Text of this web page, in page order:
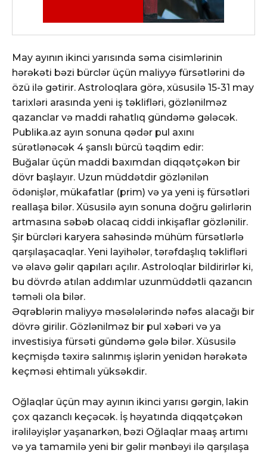
May ayının ikinci yarısında səma cisimlərinin
hərəkəti bəzi bürclər üçün maliyyə fürsətlərini də
özü ilə gətirir. Astroloqlara görə, xüsusilə 15-31 may
tarixləri arasında yeni iş təklifləri, gözlənilməz
qazanclar və maddi rahatlıq gündəmə gələcək.
Publika.az ayın sonuna qədər pul axını
sürətlənəcək 4 şanslı bürcü təqdim edir:
Buğalar üçün maddi baxımdan diqqətçəkən bir
dövr başlayır. Uzun müddətdir gözlənilən
ödənişlər, mükafatlar (prim) və ya yeni iş fürsətləri
reallaşa bilər. Xüsusilə ayın sonuna doğru gəlirlərin
artmasına səbəb olacaq ciddi inkişaflar gözlənilir.
Şir bürcləri karyera sahəsində mühüm fürsətlərlə
qarşılaşacaqlar. Yeni layihələr, tərəfdaşlıq təklifləri
və əlavə gəlir qapıları açılır. Astroloqlar bildirirlər ki,
bu dövrdə atılan addımlar uzunmüddətli qazancın
təməli ola bilər.
Əqrəblərin maliyyə məsələlərində nəfəs alacağı bir
dövrə girilir. Gözlənilməz bir pul xəbəri və ya
investisiya fürsəti gündəmə gələ bilər. Xüsusilə
keçmişdə təxirə salınmış işlərin yenidən hərəkətə
keçməsi ehtimalı yüksəkdir.
Oğlaqlar üçün may ayının ikinci yarısı gərgin, lakin
çox qazanclı keçəcək. İş həyatında diqqətçəkən
irəliləyişlər yaşanarkən, bəzi Oğlaqlar maaş artımı
və ya tamamilə yeni bir gəlir mənbəyi ilə qarşılaşa